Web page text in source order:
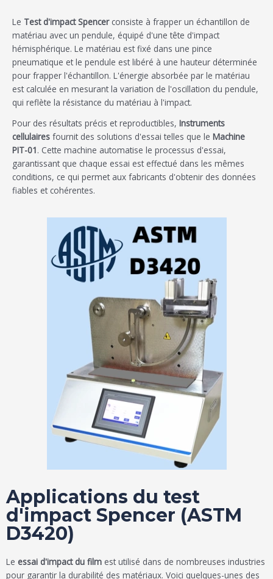
Le Test d'impact Spencerconsiste à frapper un échantillon de
matériau avec un pendule, équipé d'une tête d'impact
hémisphérique. Le matériau est fixé dans une pince
pneumatique et le pendule est libéré à une hauteur déterminée
pour frapper l'échantillon. L'énergie absorbée par le matériau
est calculée en mesurant la variation de l'oscillation du pendule,
qui reflète la résistance du matériau à l'impact.
Pour des résultats précis et reproductibles, Instruments
cellulaires fournit des solutions d'essai telles que le Machine
PIT-01. Cette machine automatise le processus d'essai,
garantissant que chaque essai est effectué dans les mêmes
conditions, ce qui permet aux fabricants d'obtenir des données
fiables et cohérentes.
Applications du test
d'impact Spencer (ASTM
D3420)
Le essai d'impact du film est utilisé dans de nombreuses industries
pour garantir la durabilité des matériaux. Voici quelques-unes des